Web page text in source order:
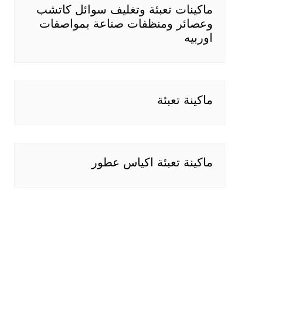
ماكينات تعبئة وتغليف سوائل كاتشب
وعصائر ومنظفات صناعة بمواصفات
اوربيه
ماكينة تعبئة
ماكينة تعبئة اكياس عطور